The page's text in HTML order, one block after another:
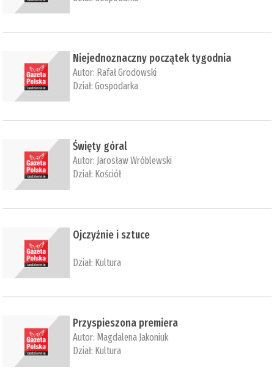
Niejednoznaczny początek tygodnia
Autor: Rafał Grodowski
Dział:Gospodarka
Święty góral
Autor: Jarosław Wróblewski
Dział: Kościół
Ojczyźnie i sztuce
Dział: Kultura
Przyspieszona premiera
Autor: Magdalena Jakoniuk
Dział: Kultura